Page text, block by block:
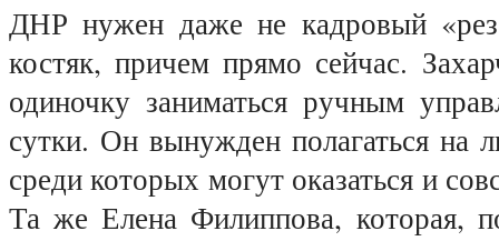
ДНР нужен даже не кадровый
костяк, причем прямо сейчас.
одиночку заниматься ручным
сутки. Он вынужден полагаться на
среди которых могут оказаться и
Та же Елена Филиппова, которая,